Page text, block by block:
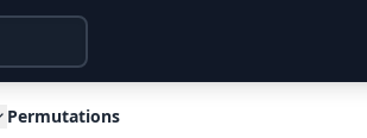
Permutations